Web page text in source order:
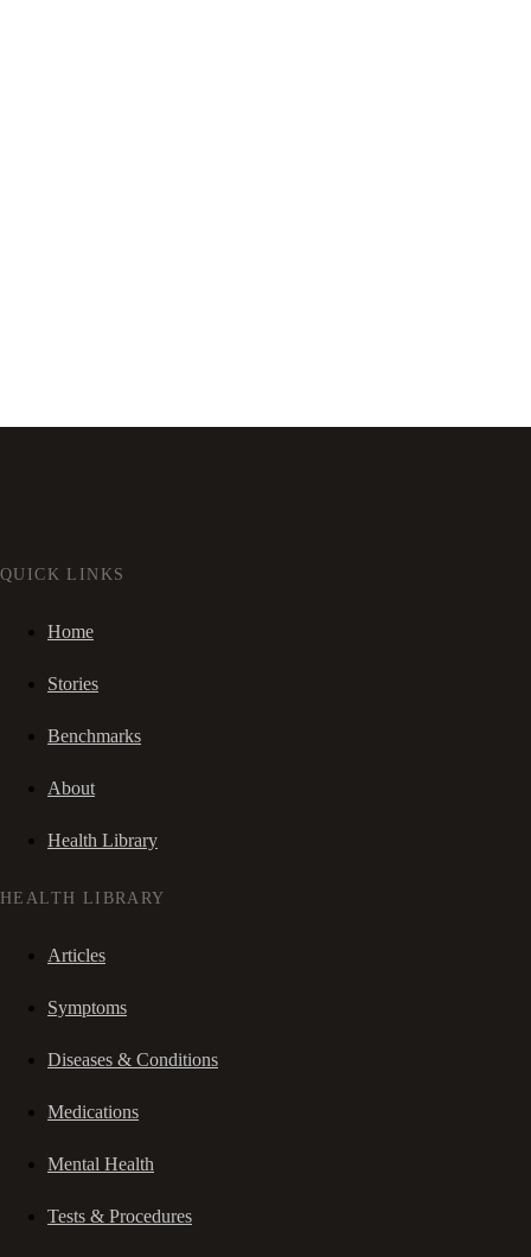
QUICK LINKS
Home
Stories
Benchmarks
About
Health Library
HEALTH LIBRARY
Articles
Symptoms
Diseases & Conditions
Medications
Mental Health
Tests & Procedures